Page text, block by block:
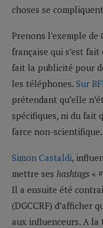
choses se
Prenons l’exemple
française qui s’est
fait la publicité pour
les téléphones. Sur
prétendant qu’elle
spécifiques, ni du fait
farce non-scientifique.
Simon Castaldi,
mettre ses hashtags «
Il a ensuite été
(DGCCRF) d’afficher
aux influenceurs. A